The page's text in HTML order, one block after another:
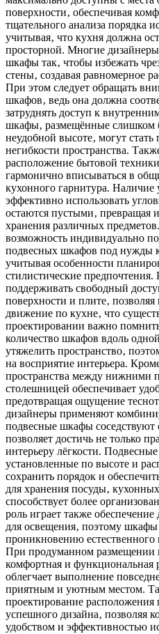
поверхности‚ обеспечивая
тщательного анализа порядка
учитывая‚ что кухня должна
просторной. Многие
шкафы так‚ чтобы избежать
стены‚ создавая равномерное
При этом следует обращать
шкафов‚ ведь она должна
затруднять доступ к
шкафы‚ размещённые слишком
неудобной высоте‚ могут
негибкости пространства.
расположение бытовой
гармонично вписываться в
кухонного гарнитура.
эффективно использовать
остаются пустыми‚ превращая
хранения различных
возможность индивидуально
подвесных шкафов под нужды
учитывая особенности
стилистические
поддерживать свободный
поверхности и плите‚
движение по кухне‚ что
проектировании важно
количество шкафов вдоль
утяжелить пространство‚
на восприятие интерьера.
пространства между нижними
столешницей обеспечивает
предотвращая ощущение
дизайнеры применяют
подвесные шкафы
позволяет достичь не только
интерьеру лёгкости.
установленные по высоте и
сохранить порядок и
для хранения посуды‚
способствует более
роль играет также обеспечение
для освещения‚ поэтому
проникновению естественного
При продуманном размещении
комфортная и функциональная
облегчает выполнение
приятным и уютным местом.
проектирование расположения
успешного дизайна‚ позволяя
удобством и эффективностью